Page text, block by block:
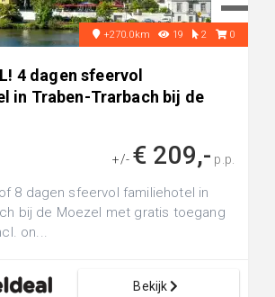
+270.0km 19 2 0
4 dagen sfeervol
in Traben-Trarbach bij de
+/- € 209,- p.p.
8 dagen sfeervol familiehotel in
bij de Moezel met gratis toegang
on...
Bekijk